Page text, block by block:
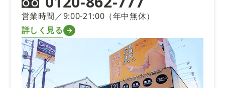
営業時間／9:00-21:00（年中無休）
詳しく見る